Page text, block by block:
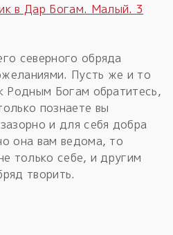
в Дар Богам. Малый. 3
северного обряда
Пусть же и то
Родным Богам обратитесь,
познаете вы
и для себя добра
она вам ведома, то
только себе, и другим
творить.